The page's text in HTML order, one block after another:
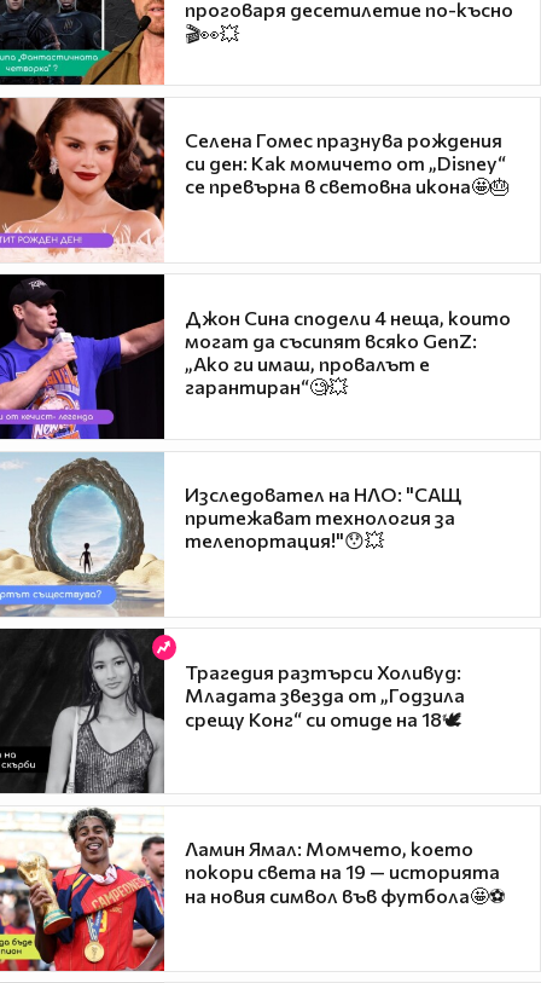
проговаря десетилетие по-късно
🎬👀💥
Селена Гомес празнува рождения
си ден: Как момичето от „Disney“
се превърна в световна икона🤩🎂
Джон Сина сподели 4 неща, които
могат да съсипят всяко GenZ:
„Ако ги имаш, провалът е
гарантиран“🧐💥
Изследовател на НЛО: "САЩ
притежават технология за
телепортация!"😯💥
Трагедия разтърси Холивуд:
Младата звезда от „Годзила
срещу Конг“ си отиде на 18🕊️
Ламин Ямал: Момчето, което
покори света на 19 — историята
на новия символ във футбола🤩⚽